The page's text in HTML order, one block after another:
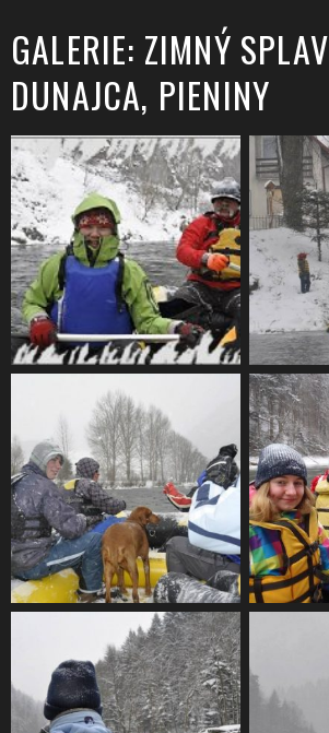
GALERIE: ZIMNÝ SPLAV
DUNAJCA, PIENINY